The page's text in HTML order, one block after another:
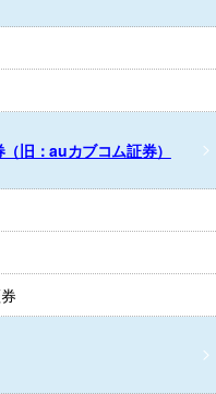
旧：auカブコム証券）